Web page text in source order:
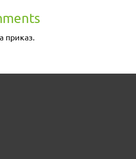
приказ.